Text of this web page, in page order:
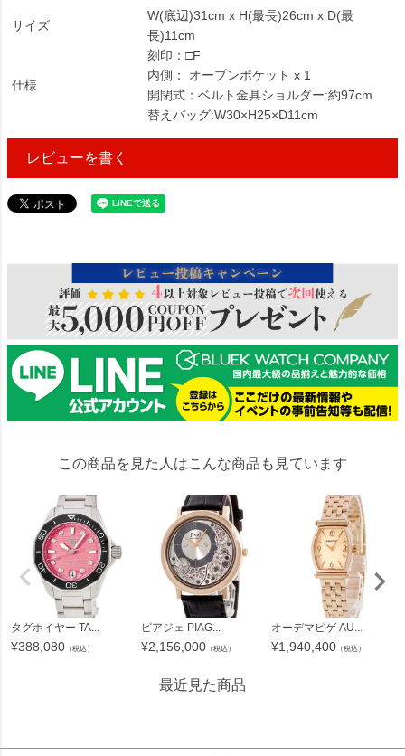
サイズ
W(底辺)31cm x H(最長)26cm x D(最
長)11cm
仕様
刻印：□F
内側： オープンポケット x 1
開閉式：ベルト金具ショルダー:約97cm
替えバッグ:W30×H25×D11cm
レビューを書く
この商品を見た人はこんな商品も見ています
タグホイヤー TA...
¥388,080 （税込）
ピアジェ PIAG...
¥2,156,000 （税込）
オーデマピゲ AU...
¥1,940,400 （税込）
最近見た商品